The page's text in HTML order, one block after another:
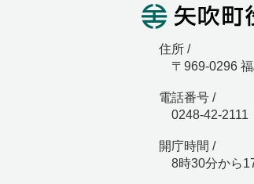
住所 /
〒969-0296
電話番号 /
0248-42-2111
開庁時間 /
8時30分から